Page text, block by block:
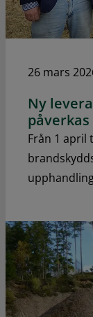
26 mars
Ny
påverkas
Från 1 april